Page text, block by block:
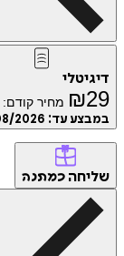
₪ מחיר קודם: ₪35
עד:31/08/2026
כמתנה